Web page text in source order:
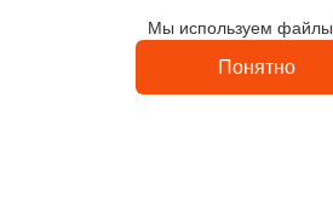
Контакты
Мы используем файлы
Понятно